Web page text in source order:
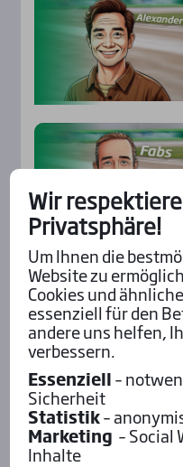
Alle
Pod­cast mit Wett-
Wir
Privatsphäre!
Um Ihnen die
Website zu
Cookies und
essenziell für den
andere uns helfen,
verbessern.
Essenziell–
Sicherheit
Statistik–
Marketing – Social
Inhalte